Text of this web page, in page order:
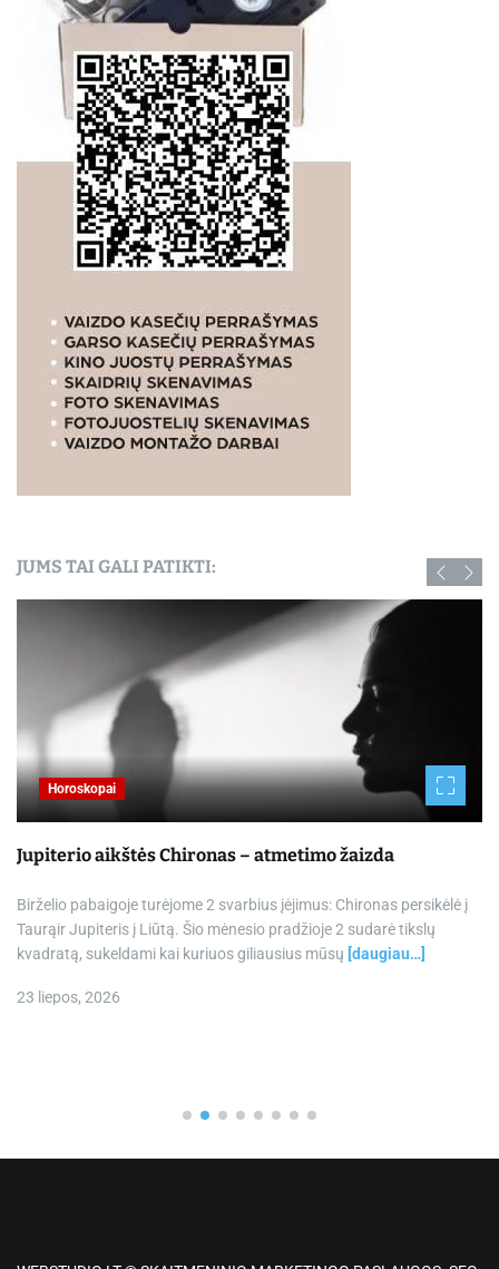
JUMS TAI GALI PATIKTI:
Horoskopai
Jupiterio aikštės Chironas – atmetimo žaizda
Birželio pabaigoje turėjome 2 svarbius įėjimus: Chironas persikėlė į
Taurąir Jupiteris į Liūtą. Šio mėnesio pradžioje 2 sudarė tikslų
kvadratą, sukeldami kai kuriuos giliausius mūsų [daugiau…]
23 liepos, 2026